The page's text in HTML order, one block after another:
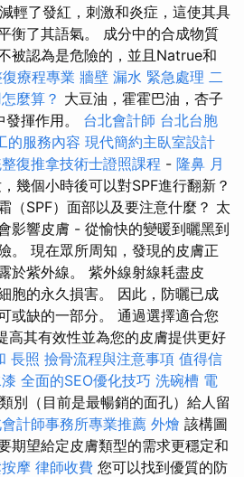
輕了發紅，刺激和炎症，這使其具
衡了其語氣。 成分中的合成物質
被認為是危險的，並且Natrue和
療程專業 牆壁 漏水 緊急處理 二
麼算？ 大豆油，霍霍巴油，杏子
揮作用。 台北會計師 台北台胞
的服務內容 現代簡約主臥室設計
復推拿技術士證照課程 - 隆鼻 月
幾個小時後可以對SPF進行翻新？
（SPF）面部以及要注意什麼？ 太
影響皮膚 - 從愉快的變暖到曬黑到
。 現在眾所周知，發現的皮膚正
於紫外線。 紫外線射線耗盡皮
胞的永久損害。 因此，防曬已成
或缺的一部分。 通過選擇適合您
高其有效性並為您的皮膚提供更好
長照 撿骨流程與注意事項 值得信
全面的SEO優化技巧 洗碗槽 電
別（目前是最暢銷的面孔）給人留
計師事務所專業推薦 外燴 該構圖
期望給定皮膚類型的需求更穩定和
摩 律師收費 您可以找到優質的防